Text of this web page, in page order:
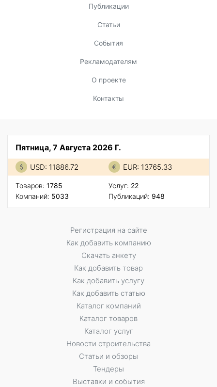
Публикации
Статьи
События
Рекламодателям
О проекте
Контакты
Пятница, 7 Августа 2026 Г.
USD: 11886.72 EUR: 13765.33
Товаров: 1785
Компаний: 5033
Услуг: 22
Публикаций: 948
Регистрация на сайте
Как добавить компанию
Скачать анкету
Как добавить товар
Как добавить услугу
Как добавить статью
Каталог компаний
Каталог товаров
Каталог услуг
Новости строительства
Статьи и обзоры
Тендеры
Выставки и события